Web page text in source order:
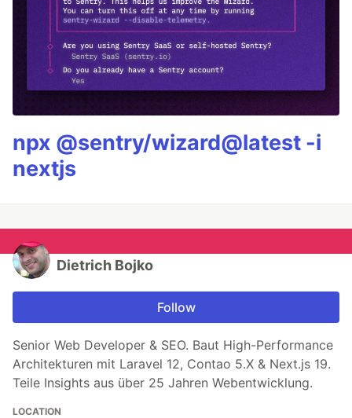
npx @sentry/wizard@latest -i
nextjs
Dietrich Bojko
Follow
Senior Web Developer & SEO. Baut High-Performance
Architekturen mit Laravel 12, Contao 5.X & Next.js 19.
Teile Insights aus über 25 Jahren Webentwicklung.
LOCATION